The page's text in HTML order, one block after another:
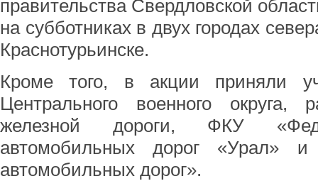
правительства Свердловской
на субботниках в двух городах
Краснотурьинске.
Кроме того, в акции приняли
Центрального военного округа,
железной дороги, ФКУ
автомобильных дорог «Урал»
автомобильных дорог».